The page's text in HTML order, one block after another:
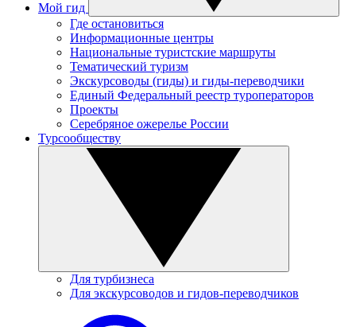
Мой гид
Где остановиться
Информационные центры
Национальные туристские маршруты
Тематический туризм
Экскурсоводы (гиды) и гиды-переводчики
Единый Федеральный реестр туроператоров
Проекты
Серебряное ожерелье России
Турсообществу
Для турбизнеса
Для экскурсоводов и гидов-переводчиков